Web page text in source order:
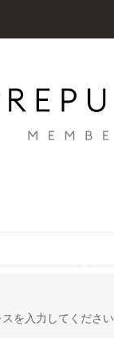
を入力してください